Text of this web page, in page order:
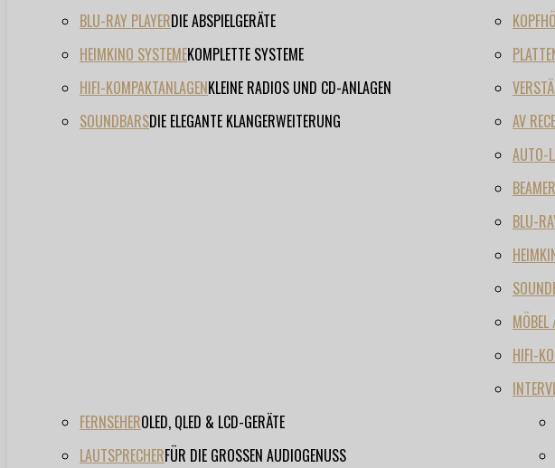
BLU-RAY PLAYERDIE ABSPIELGERÄTE
HEIMKINO SYSTEMEKOMPLETTE SYSTEME
HIFI-KOMPAKTANLAGENKLEINE RADIOS UND CD-ANLAGEN
SOUNDBARSDIE ELEGANTE KLANGERWEITERUNG AV
AUTO-
BEAMER
BLU-
HIFI-
FERNSEHEROLED, QLED & LCD-GERÄTE
LAUTSPRECHERFÜR DIE GROSSEN AUDIOGENUSS